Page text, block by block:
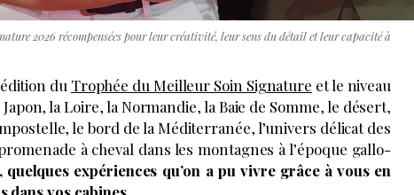
2026 récompensées pour leur créativité, leur sens du détail et leur capacité à
du Trophée du Meilleur Soin Signature et le niveau
la Loire, la Normandie, la Baie de Somme, le désert,
le bord de la Méditerranée, l’univers délicat des
à cheval dans les montagnes à l’époque gallo-
expériences qu’on a pu vivre grâce à vous en